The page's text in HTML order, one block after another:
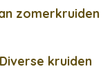
zomerkruiden
kruiden